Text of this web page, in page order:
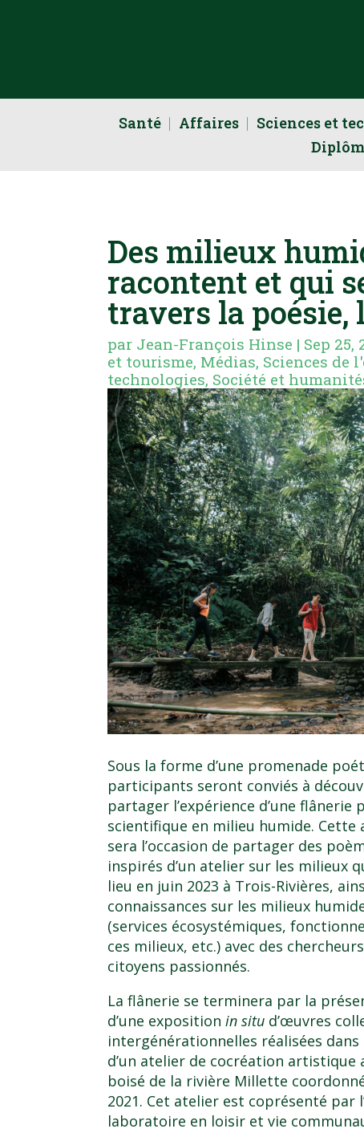
Santé Affaires Sciences et
Des milieux
racontent et qui
travers la poésie,
par Jean-François Hinse | Sep 25,
et tourisme, Médias, Sciences de
technologies, Société et
Sous la forme d’une promenade
participants seront conviés à
partager l’expérience d’une flânerie
scientifique en milieu humide. Cette
sera l’occasion de partager des
inspirés d’un atelier sur les milieux
lieu en juin 2023 à Trois-Rivières,
connaissances sur les milieux
(services écosystémiques,
ces milieux, etc.) avec des
citoyens passionnés.
La flânerie se terminera par la
d’une expositionin situ d’œuvres
intergénérationnelles réalisées dans
d’un atelier de cocréation artistique
boisé de la rivière Millette
2021. Cet atelier est coprésenté par
laboratoire en loisir et vie